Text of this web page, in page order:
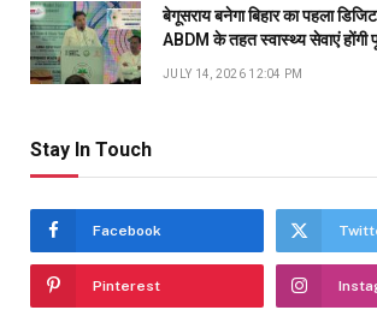
बेगूसराय बनेगा बिहार का पहला
ABDM के तहत स्वास्थ्य सेवाएं होंगी
JULY 14, 2026 12:04 PM
Stay In Touch
Facebook
Pinterest